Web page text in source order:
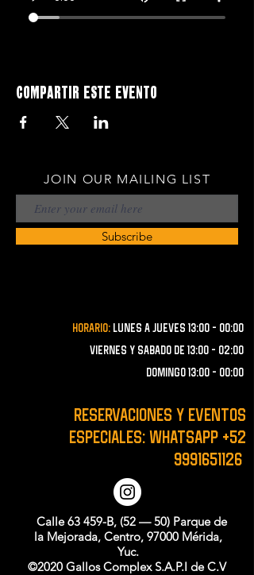
Compartir este evento
JOIN OUR MAILING LIST
Subscribe
Horario: lunes a JUEVES 13:00 - 00:00
VIERNES Y SABADO de 13:00 - 02:00
domingo 13:00 - 00:00
RESERVACIONES y EVENTOS
ESPECIALES: WHATSAPP +52
9991651126
Calle 63 459-B, (52 — 50) Parque de
la Mejorada, Centro, 97000 Mérida,
Yuc.
©2020 Gallos Complex S.A.P.I de C.V